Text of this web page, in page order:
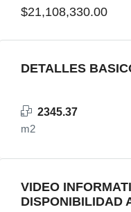
$21,108,330.00
DETALLES
2345.37
m2
VIDEO
DISPONIBILIDAD